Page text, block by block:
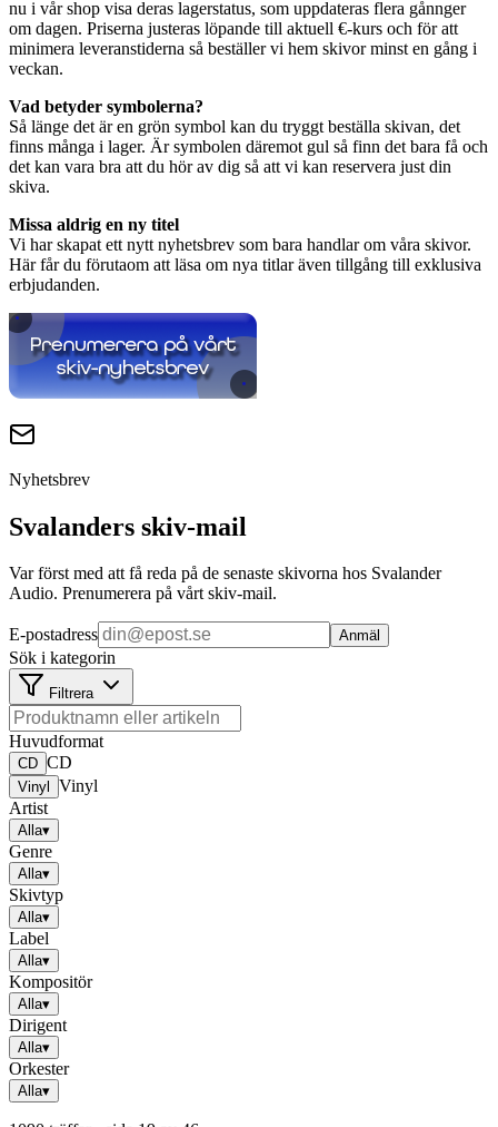
nu i vår shop visa deras lagerstatus, som uppdateras flera gånnger
om dagen. Priserna justeras löpande till aktuell €-kurs och för att
minimera leveranstiderna så beställer vi hem skivor minst en gång i
veckan.
Vad betyder symbolerna?
Så länge det är en grön symbol kan du tryggt beställa skivan, det
finns många i lager. Är symbolen däremot gul så finn det bara få och
det kan vara bra att du hör av dig så att vi kan reservera just din
skiva.
Missa aldrig en ny titel
Vi har skapat ett nytt nyhetsbrev som bara handlar om våra skivor.
Här får du förutaom att läsa om nya titlar även tillgång till exklusiva
erbjudanden.
Nyhetsbrev
Svalanders skiv-mail
Var först med att få reda på de senaste skivorna hos Svalander
Audio. Prenumerera på vårt skiv-mail.
E-postadress Anmäl
Sök i kategorin
Filtrera
Huvudformat
CD CD
Vinyl
Vinyl
Artist
Alla▾
Genre
Alla▾
Skivtyp
Alla▾
Label
Alla▾
Kompositör
Alla▾
Dirigent
Alla▾
Orkester
Alla▾